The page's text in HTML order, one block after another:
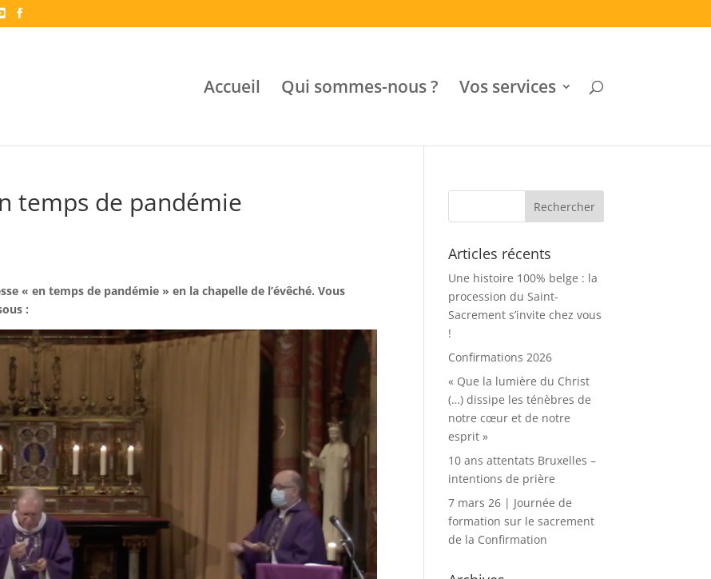
Accueil Qui sommes-nous ? Vos services
temps de pandémie
« en temps de pandémie » en la chapelle de l’évêché. Vous
:
Articles récents
Une histoire 100% belge : la
procession du Saint-
Sacrement s’invite chez vous
!
Confirmations 2026
« Que la lumière du Christ
(…) dissipe les ténèbres de
notre cœur et de notre
esprit »
10 ans attentats Bruxelles –
intentions de prière
7 mars 26 | Journée de
formation sur le sacrement
de la Confirmation